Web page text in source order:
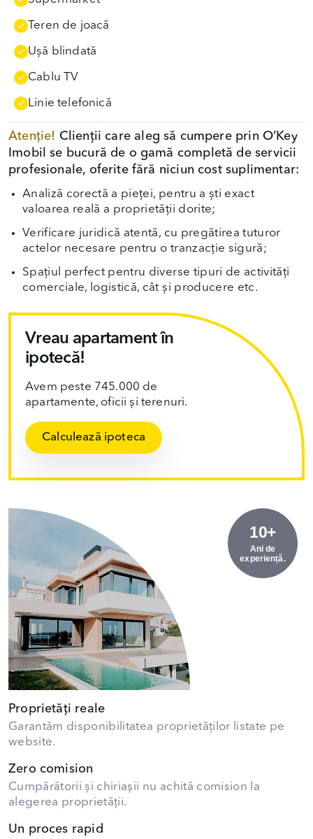
Teren de joacă
Uşă blindată
Cablu TV
Linie telefonică
Atenție! Clienții care aleg să cumpere prin O’Key
Imobil se bucură de o gamă completă de servicii
profesionale, oferite fără niciun cost suplimentar:
Analiză corectă a pieței, pentru a ști exact
valoarea reală a proprietății dorite;
Verificare juridică atentă, cu pregătirea tuturor
actelor necesare pentru o tranzacție sigură;
Spațiul perfect pentru diverse tipuri de activități
comerciale, logistică, cât și producere etc.
Vreau apartament în
ipotecă!
Avem peste 745.000 de
apartamente, oficii și terenuri.
Calculează ipoteca
10+
Ani de
experiență.
Proprietăți reale
Garantăm disponibilitatea proprietăților listate pe
website.
Zero comision
Cumpărătorii și chiriașii nu achită comision la
alegerea proprietății.
Un proces rapid